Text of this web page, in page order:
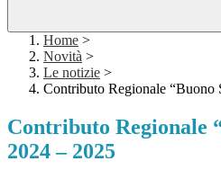
Home >
Novità >
Le notizie >
Contributo Regionale “Buono
Contributo Regionale
2024 – 2025